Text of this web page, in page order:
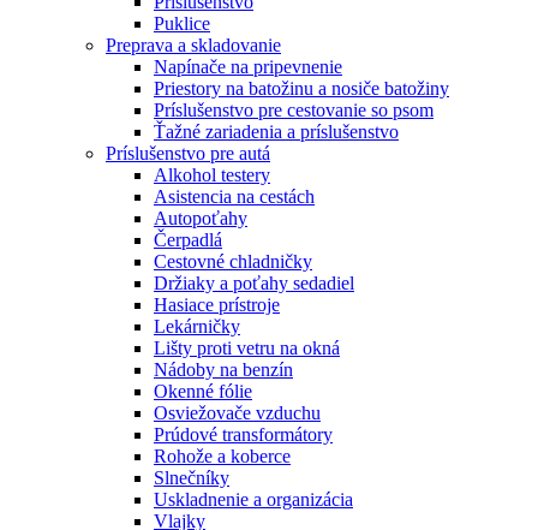
Puklice
Preprava a skladovanie
Napínače na pripevnenie
Priestory na batožinu a nosiče batožiny
Príslušenstvo pre cestovanie so psom
Ťažné zariadenia a príslušenstvo
Príslušenstvo pre autá
Alkohol testery
Asistencia na cestách
Autopoťahy
Čerpadlá
Cestovné chladničky
Držiaky a poťahy sedadiel
Hasiace prístroje
Lekárničky
Lišty proti vetru na okná
Nádoby na benzín
Okenné fólie
Osviežovače vzduchu
Prúdové transformátory
Rohože a koberce
Slnečníky
Uskladnenie a organizácia
Vlajky